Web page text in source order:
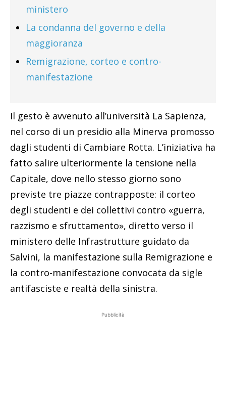
ministero
La condanna del governo e della
maggioranza
Remigrazione, corteo e contro-
manifestazione
Il gesto è avvenuto all’università La Sapienza,
nel corso di un presidio alla Minerva promosso
dagli studenti di Cambiare Rotta. L’iniziativa ha
fatto salire ulteriormente la tensione nella
Capitale, dove nello stesso giorno sono
previste tre piazze contrapposte: il corteo
degli studenti e dei collettivi contro «guerra,
razzismo e sfruttamento», diretto verso il
ministero delle Infrastrutture guidato da
Salvini, la manifestazione sulla Remigrazione e
la contro-manifestazione convocata da sigle
antifasciste e realtà della sinistra.
Pubblicità